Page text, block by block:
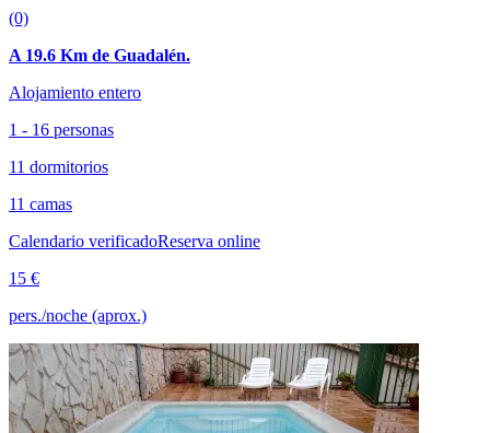
(0)
A 19.6 Km de Guadalén.
Alojamiento entero
1 - 16 personas
11 dormitorios
11 camas
Calendario verificadoReserva online
15 €
pers./noche (aprox.)